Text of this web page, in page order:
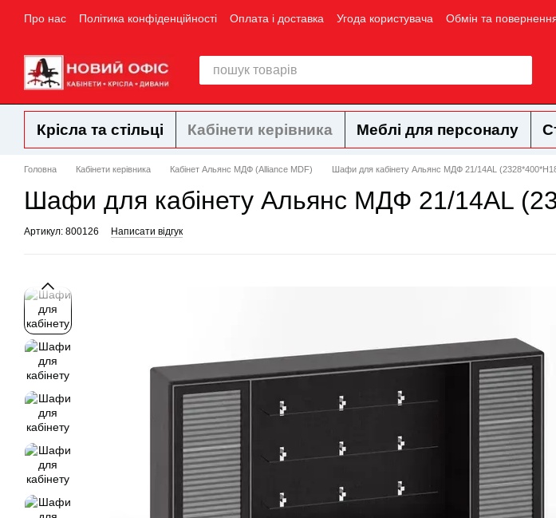
Перейти до основного контенту
Про нас Політика конфіденційності Оплата і доставка Угода користувача Обмін та
Крісла та стільці Кабінети керівника Меблі для персоналу
Головна Кабінети керівника Кабінет Альянс МДФ (Alliance MDF) Шафи для кабінету Альянс МДФ 21/14AL
Шафи для кабінету Альянс МДФ 21/14AL
Артикул: 800126 Написати відгук